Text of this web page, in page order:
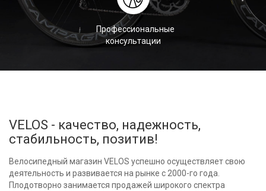
Профессиональные
консультации
VELOS - качество, надежность,
стабильность, позитив!
Велосипедный магазин VELOS успешно осуществляет свою
деятельность и развивается на рынке с 2000-го года.
Плодотворно занимается продажей широкого спектра